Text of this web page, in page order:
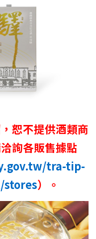
恕不提供酒類商
詢各販售據點
tra-tip-
）。